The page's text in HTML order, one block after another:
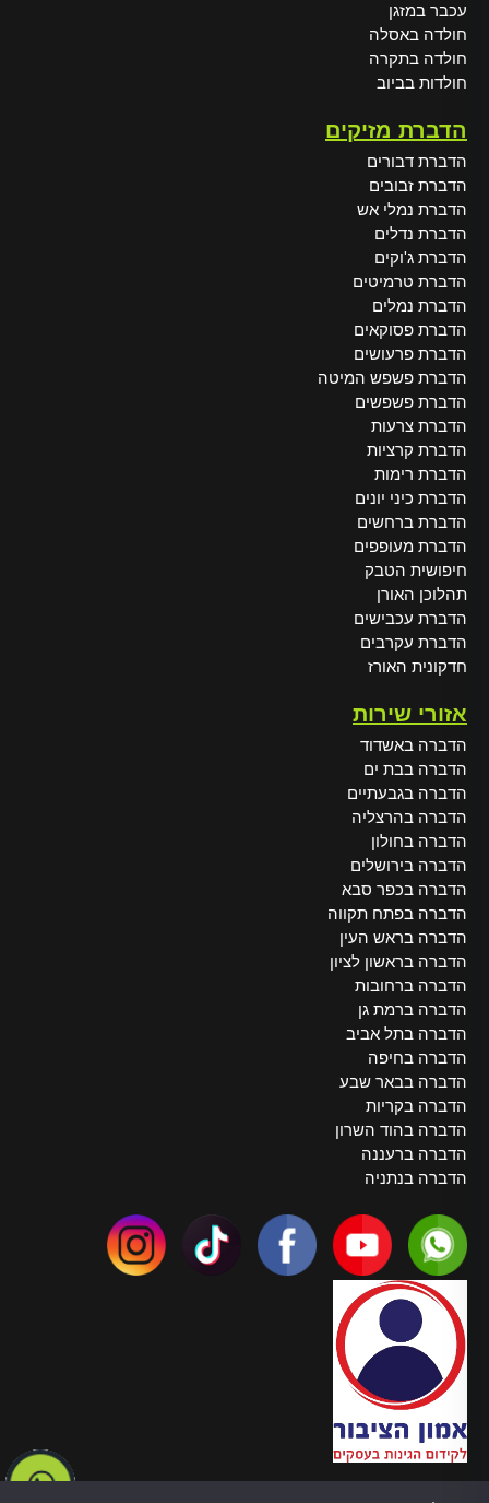
עכבר במזגן
חולדה באסלה
חולדה בתקרה
חולדות בביוב
הדברת מזיקים
הדברת דבורים
הדברת זבובים
הדברת נמלי אש
הדברת נדלים
הדברת ג'וקים
הדברת טרמיטים
הדברת נמלים
הדברת פסוקאים
הדברת פרעושים
הדברת פשפש המיטה
הדברת פשפשים
הדברת צרעות
הדברת קרציות
הדברת רימות
הדברת כיני יונים
הדברת ברחשים
הדברת מעופפים
חיפושית הטבק
תהלוכן האורן
הדברת עכבישים
הדברת עקרבים
חדקונית האורז
אזורי שירות
הדברה באשדוד
הדברה בבת ים
הדברה בגבעתיים
הדברה בהרצליה
הדברה בחולון
הדברה בירושלים
הדברה בכפר סבא
הדברה בפתח תקווה
הדברה בראש העין
הדברה בראשון לציון
הדברה ברחובות
הדברה ברמת גן
הדברה בתל אביב
הדברה בחיפה
הדברה בבאר שבע
הדברה בקריות
הדברה בהוד השרון
הדברה ברעננה
הדברה בנתניה